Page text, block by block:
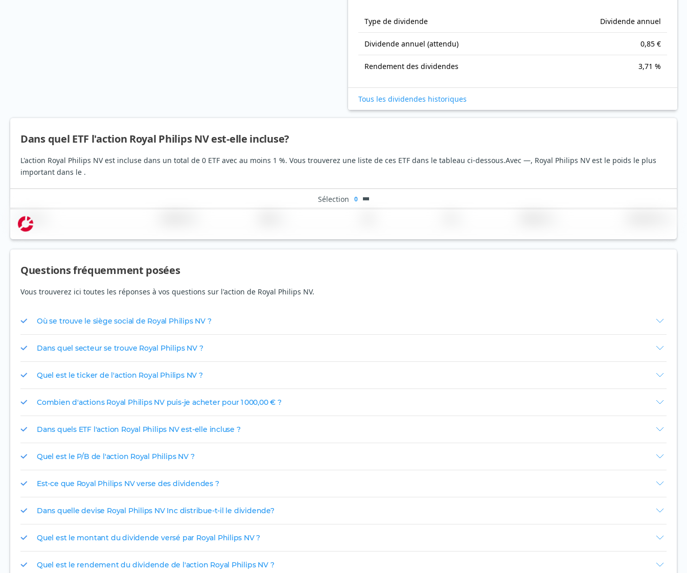
Type de dividende Dividende annuel
Dividende annuel (attendu) 0,85 €
Rendement des dividendes 3,71 %
Tous les dividendes historiques
Dans quel ETF l'action Royal Philips NV est-elle incluse?
L'action Royal Philips NV est incluse dans un total de 0 ETF avec au moins 1 %. Vous trouverez une liste de ces ETF dans le tableau ci-dessous.Avec —, Royal Philips NV est le poids le plus
important dans le .
Sélection 0
Nom
Questions fréquemment posées
Vous trouverez ici toutes les réponses à vos questions sur l'action de Royal Philips NV.
Où se trouve le siège social de Royal Philips NV ?
Dans quel secteur se trouve Royal Philips NV ?
Quel est le ticker de l'action Royal Philips NV ?
Combien d'actions Royal Philips NV puis-je acheter pour 1 000,00 € ?
Dans quels ETF l'action Royal Philips NV est-elle incluse ?
Quel est le P/B de l'action Royal Philips NV ?
Est-ce que Royal Philips NV verse des dividendes ?
Dans quelle devise Royal Philips NV Inc distribue-t-il le dividende?
Quel est le montant du dividende versé par Royal Philips NV ?
Quel est le rendement du dividende de l'action Royal Philips NV ?